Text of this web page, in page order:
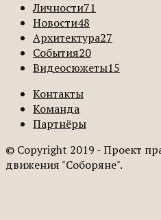
Личности71
Новости48
Архитектура27
События20
Видеосюжеты15
Контакты
Команда
Партнёры
© Copyright 2019 - Проект
движения "Соборяне".